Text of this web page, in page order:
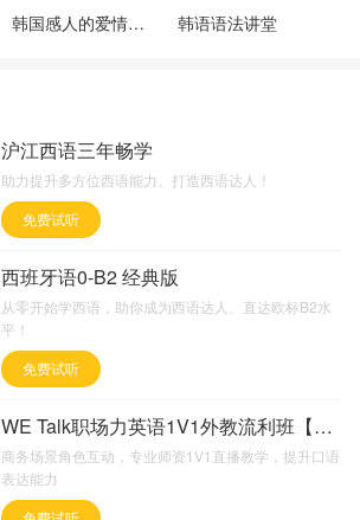
韩国感人的爱情电影 韩语语法讲堂
沪江西语三年畅学
助力提升多方位西语能力、打造西语达人！
免费试听
西班牙语0-B2 经典版
从零开始学西语，助你成为西语达人、直达欧标B2水
平！
免费试听
WE Talk职场力英语1V1外教流利班【欧教40
商务场景角色互动，专业师资1V1直播教学，提升口语
表达能力